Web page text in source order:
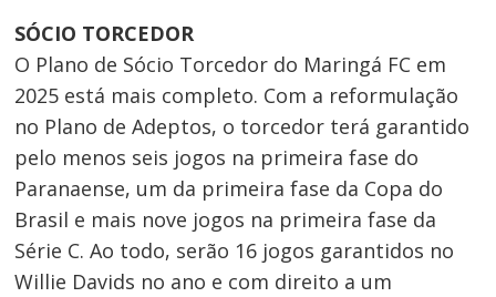
SÓCIO TORCEDOR
O Plano de Sócio Torcedor do Maringá FC em
2025 está mais completo. Com a reformulação
no Plano de Adeptos, o torcedor terá garantido
pelo menos seis jogos na primeira fase do
Paranaense, um da primeira fase da Copa do
Brasil e mais nove jogos na primeira fase da
Série C. Ao todo, serão 16 jogos garantidos no
Willie Davids no ano e com direito a um